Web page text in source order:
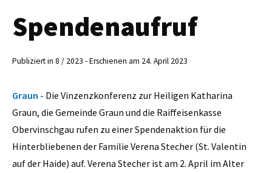
Spendenaufruf
Publiziert in 8 / 2023 - Erschienen am 24. April 2023
Graun - Die Vinzenzkonferenz zur Heiligen Katharina
Graun, die Gemeinde Graun und die Raiffeisenkasse
Obervinschgau rufen zu einer Spendenaktion für die
Hinterbliebenen der Familie Verena Stecher (St. Valentin
auf der Haide) auf. Verena Stecher ist am 2. April im Alter